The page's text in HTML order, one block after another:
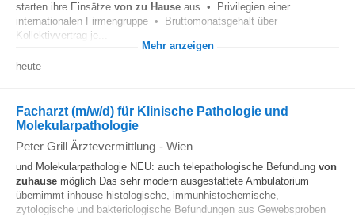
starten ihre Einsätze von zu Hause aus • Privilegien einer
internationalen Firmengruppe • Bruttomonatsgehalt über
Kollektivvertrag je...
Mehr anzeigen
heute
Facharzt (m/w/d) für Klinische Pathologie und
Molekularpathologie
Peter Grill Ärztevermittlung - Wien
und Molekularpathologie NEU: auch telepathologische Befundung von
zuhause möglich Das sehr modern ausgestattete Ambulatorium
übernimmt inhouse histologische, immunhistochemische,
zytologische und bakteriologische Befundungen aus Gewebsproben